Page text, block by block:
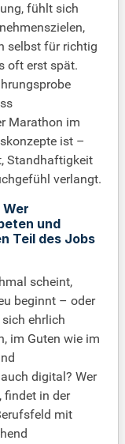
fühlt sich
selbst für richtig
oft erst spät.
Marathon im
ist –
Standhaftigkeit
verlangt.
Wer
und
Teil des Jobs
scheint,
beginnt – oder
ehrlich
im Guten wie im
digital? Wer
findet in der
mit